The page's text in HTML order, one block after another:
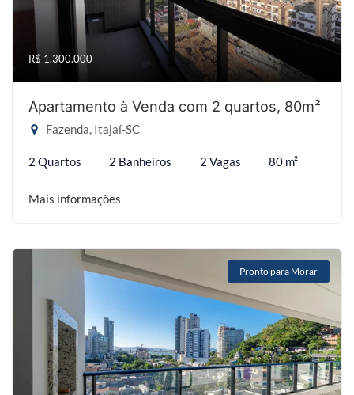
R$ 1.300.000
Apartamento à Venda com 2 quartos, 80m²
Fazenda, Itajaí-SC
2 Quartos 2 Banheiros 2 Vagas 80 m²
Mais informações
Pronto para Morar